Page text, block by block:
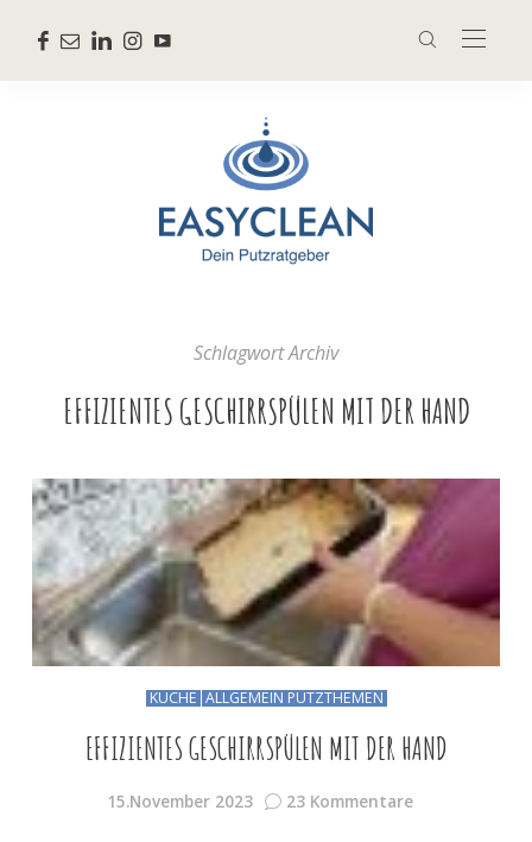
Schlagwort Archiv
EFFIZIENTES GESCHIRRSPÜLEN MIT DER HAND
KÜCHE ALLGEMEIN PUTZTHEMEN
EFFIZIENTES GESCHIRRSPÜLEN MIT DER HAND
15.November 2023 23 Kommentare